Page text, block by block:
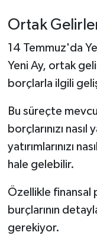
Ortak
14 Temmuz'da
Yeni Ay, ortak
borçlarla ilgili
Bu süreçte
borçlarınızı nasıl
yatırımlarınızı
hale gelebilir.
Özellikle finansal
burçlarının
gerekiyor.